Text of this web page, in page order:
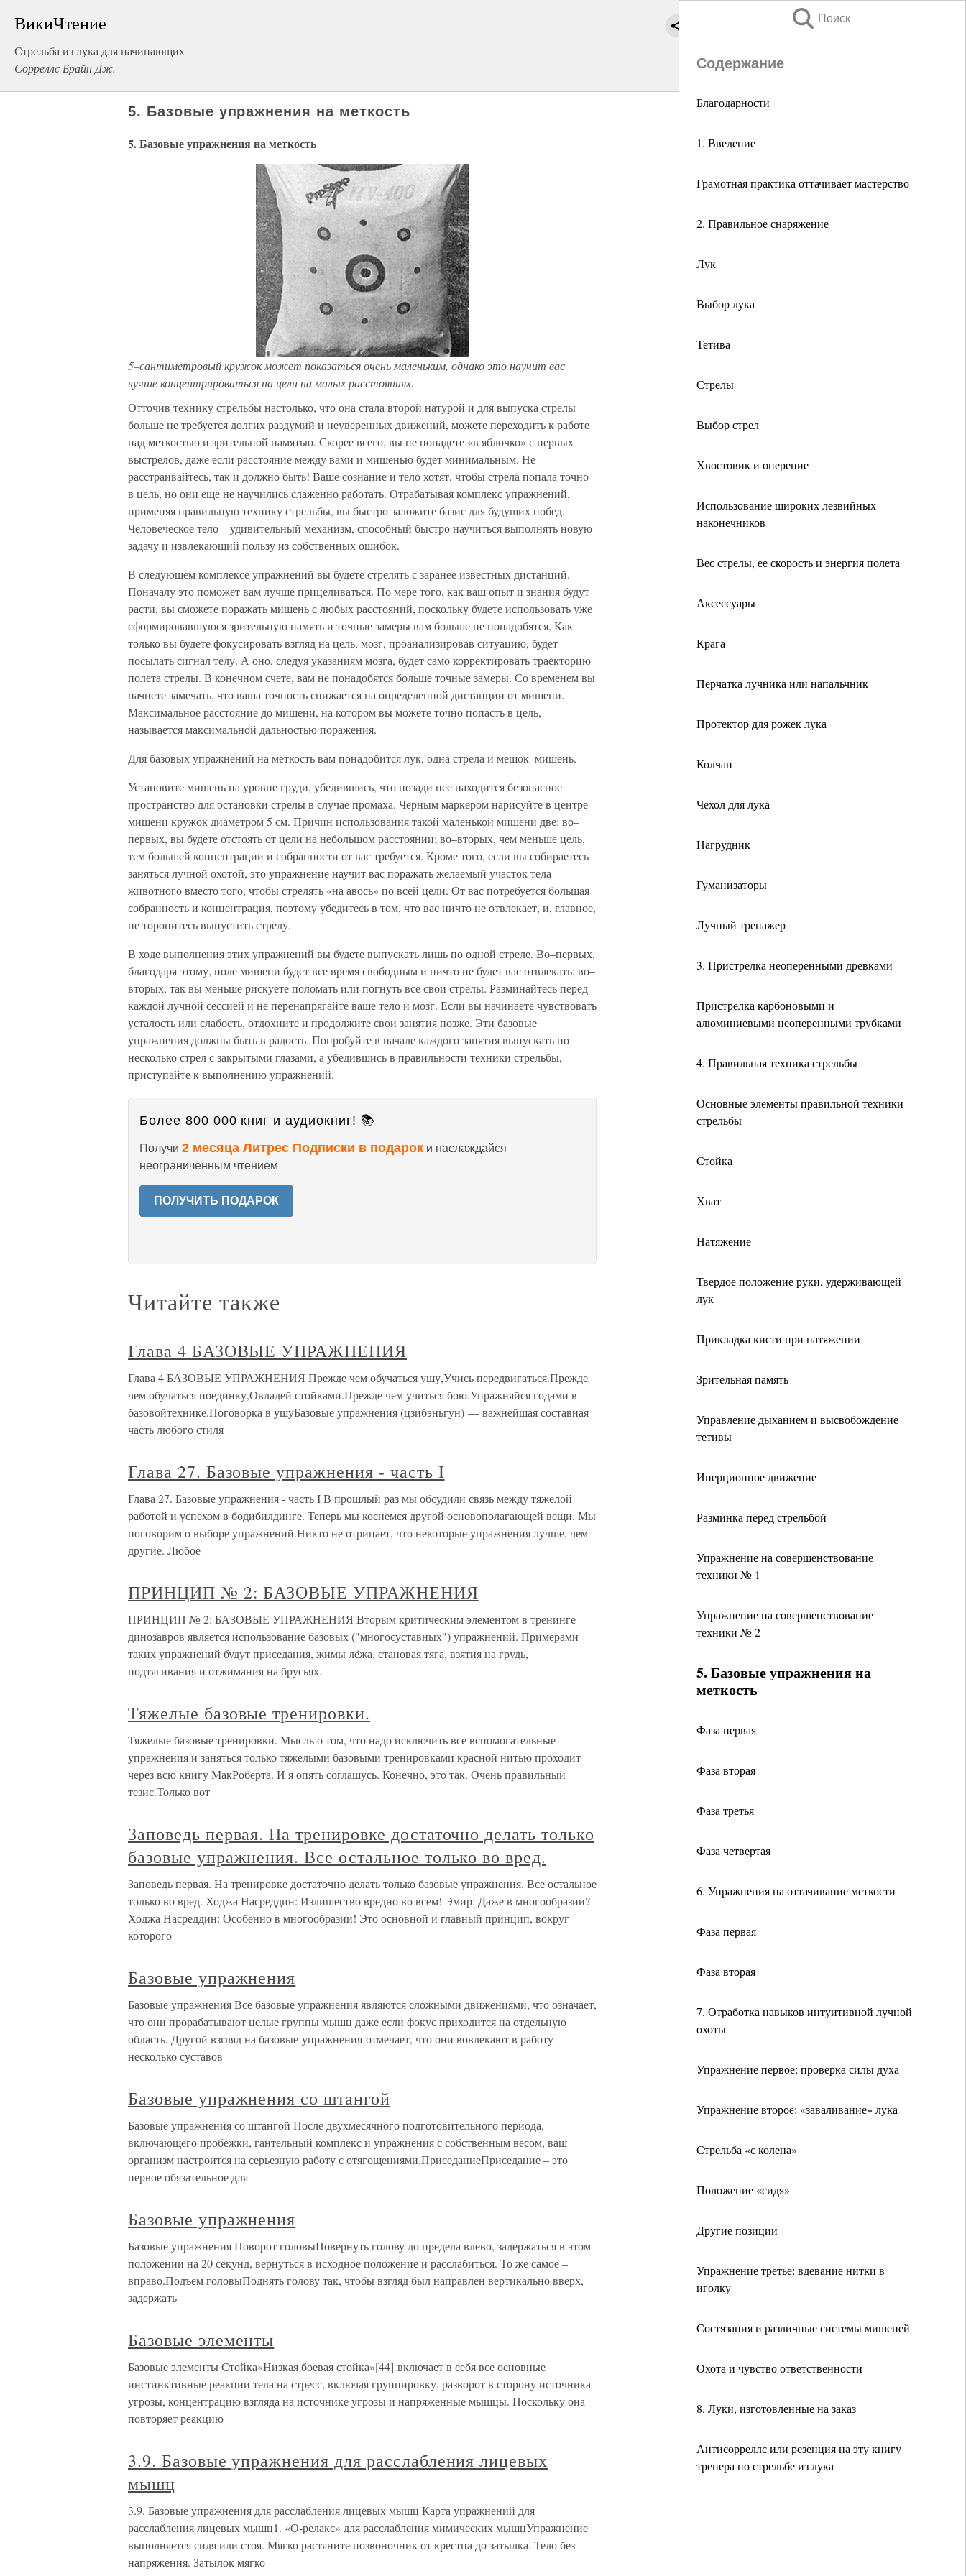
ВикиЧтение
Стрельба из лука для начинающих
Сорреллс Брайн Дж.
Поиск
Содержание
Благодарности
1. Введение
Грамотная практика оттачивает мастерство
2. Правильное снаряжение
Лук
Выбор лука
Тетива
Стрелы
Выбор стрел
Хвостовик и оперение
Использование широких лезвийных
наконечников
Вес стрелы, ее скорость и энергия полета
Аксессуары
Крага
Перчатка лучника или напальчник
Протектор для рожек лука
Колчан
Чехол для лука
Нагрудник
Гуманизаторы
Лучный тренажер
3. Пристрелка неоперенными древками
Пристрелка карбоновыми и
алюминиевыми неоперенными трубками
4. Правильная техника стрельбы
Основные элементы правильной техники
стрельбы
Стойка
Хват
Натяжение
Твердое положение руки, удерживающей
лук
Прикладка кисти при натяжении
Зрительная память
Управление дыханием и высвобождение
тетивы
Инерционное движение
Разминка перед стрельбой
Упражнение на совершенствование
техники № 1
Упражнение на совершенствование
техники № 2
5. Базовые упражнения на
меткость
Фаза первая
Фаза вторая
Фаза третья
Фаза четвертая
6. Упражнения на оттачивание меткости
Фаза первая
Фаза вторая
7. Отработка навыков интуитивной лучной
охоты
Упражнение первое: проверка силы духа
Упражнение второе: «заваливание» лука
Стрельба «с колена»
Положение «сидя»
Другие позиции
Упражнение третье: вдевание нитки в
иголку
Состязания и различные системы мишеней
Охота и чувство ответственности
8. Луки, изготовленные на заказ
Антисорреллс или резенция на эту книгу
тренера по стрельбе из лука
5. Базовые упражнения на меткость
5. Базовые упражнения на меткость
5–сантиметровый кружок может показаться очень маленьким, однако это научит вас
лучше концентрироваться на цели на малых расстояниях.
Отточив технику стрельбы настолько, что она стала второй натурой и для выпуска стрелы
больше не требуется долгих раздумий и неуверенных движений, можете переходить к работе
над меткостью и зрительной памятью. Скорее всего, вы не попадете «в яблочко» с первых
выстрелов, даже если расстояние между вами и мишенью будет минимальным. Не
расстраивайтесь, так и должно быть! Ваше сознание и тело хотят, чтобы стрела попала точно
в цель, но они еще не научились слаженно работать. Отрабатывая комплекс упражнений,
применяя правильную технику стрельбы, вы быстро заложите базис для будущих побед.
Человеческое тело – удивительный механизм, способный быстро научиться выполнять новую
задачу и извлекающий пользу из собственных ошибок.
В следующем комплексе упражнений вы будете стрелять с заранее известных дистанций.
Поначалу это поможет вам лучше прицеливаться. По мере того, как ваш опыт и знания будут
расти, вы сможете поражать мишень с любых расстояний, поскольку будете использовать уже
сформировавшуюся зрительную память и точные замеры вам больше не понадобятся. Как
только вы будете фокусировать взгляд на цель, мозг, проанализировав ситуацию, будет
посылать сигнал телу. А оно, следуя указаниям мозга, будет само корректировать траекторию
полета стрелы. В конечном счете, вам не понадобятся больше точные замеры. Со временем вы
начнете замечать, что ваша точность снижается на определенной дистанции от мишени.
Максимальное расстояние до мишени, на котором вы можете точно попасть в цель,
называется максимальной дальностью поражения.
Для базовых упражнений на меткость вам понадобится лук, одна стрела и мешок–мишень.
Установите мишень на уровне груди, убедившись, что позади нее находится безопасное
пространство для остановки стрелы в случае промаха. Черным маркером нарисуйте в центре
мишени кружок диаметром 5 см. Причин использования такой маленькой мишени две: во–
первых, вы будете отстоять от цели на небольшом расстоянии; во–вторых, чем меньше цель,
тем большей концентрации и собранности от вас требуется. Кроме того, если вы собираетесь
заняться лучной охотой, это упражнение научит вас поражать желаемый участок тела
животного вместо того, чтобы стрелять «на авось» по всей цели. От вас потребуется большая
собранность и концентрация, поэтому убедитесь в том, что вас ничто не отвлекает, и, главное,
не торопитесь выпустить стрелу.
В ходе выполнения этих упражнений вы будете выпускать лишь по одной стреле. Во–первых,
благодаря этому, поле мишени будет все время свободным и ничто не будет вас отвлекать; во–
вторых, так вы меньше рискуете поломать или погнуть все свои стрелы. Разминайтесь перед
каждой лучной сессией и не перенапрягайте ваше тело и мозг. Если вы начинаете чувствовать
усталость или слабость, отдохните и продолжите свои занятия позже. Эти базовые
упражнения должны быть в радость. Попробуйте в начале каждого занятия выпускать по
несколько стрел с закрытыми глазами, а убедившись в правильности техники стрельбы,
приступайте к выполнению упражнений.
Более 800 000 книг и аудиокниг! 📚
Получи 2 месяца Литрес Подписки в подарок и наслаждайся
неограниченным чтением
ПОЛУЧИТЬ ПОДАРОК
Читайте также
Глава 4 БАЗОВЫЕ УПРАЖНЕНИЯ
Глава 4 БАЗОВЫЕ УПРАЖНЕНИЯ Прежде чем обучаться ушу,Учись передвигаться.Прежде
чем обучаться поединку,Овладей стойками.Прежде чем учиться бою.Упражняйся годами в
базовойтехнике.Поговорка в ушуБазовые упражнения (цзибэньгун) — важнейшая составная
часть любого стиля
Глава 27. Базовые упражнения - часть I
Глава 27. Базовые упражнения - часть I В прошлый раз мы обсудили связь между тяжелой
работой и успехом в бодибилдинге. Теперь мы коснемся другой основополагающей вещи. Мы
поговорим о выборе упражнений.Никто не отрицает, что некоторые упражнения лучше, чем
другие. Любое
ПРИНЦИП № 2: БАЗОВЫЕ УПРАЖНЕНИЯ
ПРИНЦИП № 2: БАЗОВЫЕ УПРАЖНЕНИЯ Вторым критическим элементом в тренинге
динозавров является использование базовых ("многосуставных") упражнений. Примерами
таких упражнений будут приседания, жимы лёжа, становая тяга, взятия на грудь,
подтягивания и отжимания на брусьях.
Тяжелые базовые тренировки.
Тяжелые базовые тренировки. Мысль о том, что надо исключить все вспомогательные
упражнения и заняться только тяжелыми базовыми тренировками красной нитью проходит
через всю книгу МакРоберта. И я опять соглашусь. Конечно, это так. Очень правильный
тезис.Только вот
Заповедь первая. На тренировке достаточно делать только
базовые упражнения. Все остальное только во вред.
Заповедь первая. На тренировке достаточно делать только базовые упражнения. Все остальное
только во вред. Ходжа Насреддин: Излишество вредно во всем! Эмир: Даже в многообразии?
Ходжа Насреддин: Особенно в многообразии! Это основной и главный принцип, вокруг
которого
Базовые упражнения
Базовые упражнения Все базовые упражнения являются сложными движениями, что означает,
что они прорабатывают целые группы мышц даже если фокус приходится на отдельную
область. Другой взгляд на базовые упражнения отмечает, что они вовлекают в работу
несколько суставов
Базовые упражнения со штангой
Базовые упражнения со штангой После двухмесячного подготовительного периода,
включающего пробежки, гантельный комплекс и упражнения с собственным весом, ваш
организм настроится на серьезную работу с отягощениями.ПриседаниеПриседание – это
первое обязательное для
Базовые упражнения
Базовые упражнения Поворот головыПовернуть голову до предела влево, задержаться в этом
положении на 20 секунд, вернуться в исходное положение и расслабиться. То же самое –
вправо.Подъем головыПоднять голову так, чтобы взгляд был направлен вертикально вверх,
задержать
Базовые элементы
Базовые элементы Стойка«Низкая боевая стойка»[44] включает в себя все основные
инстинктивные реакции тела на стресс, включая группировку, разворот в сторону источника
угрозы, концентрацию взгляда на источнике угрозы и напряженные мышцы. Поскольку она
повторяет реакцию
3.9. Базовые упражнения для расслабления лицевых
мышц
3.9. Базовые упражнения для расслабления лицевых мышц Карта упражнений для
расслабления лицевых мышц1. «О-релакс» для расслабления мимических мышцУпражнение
выполняется сидя или стоя. Мягко растяните позвоночник от крестца до затылка. Тело без
напряжения. Затылок мягко